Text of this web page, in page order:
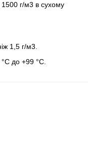
1500 г/м3 в сухому
1,5 г/м3.
до +99 °C.